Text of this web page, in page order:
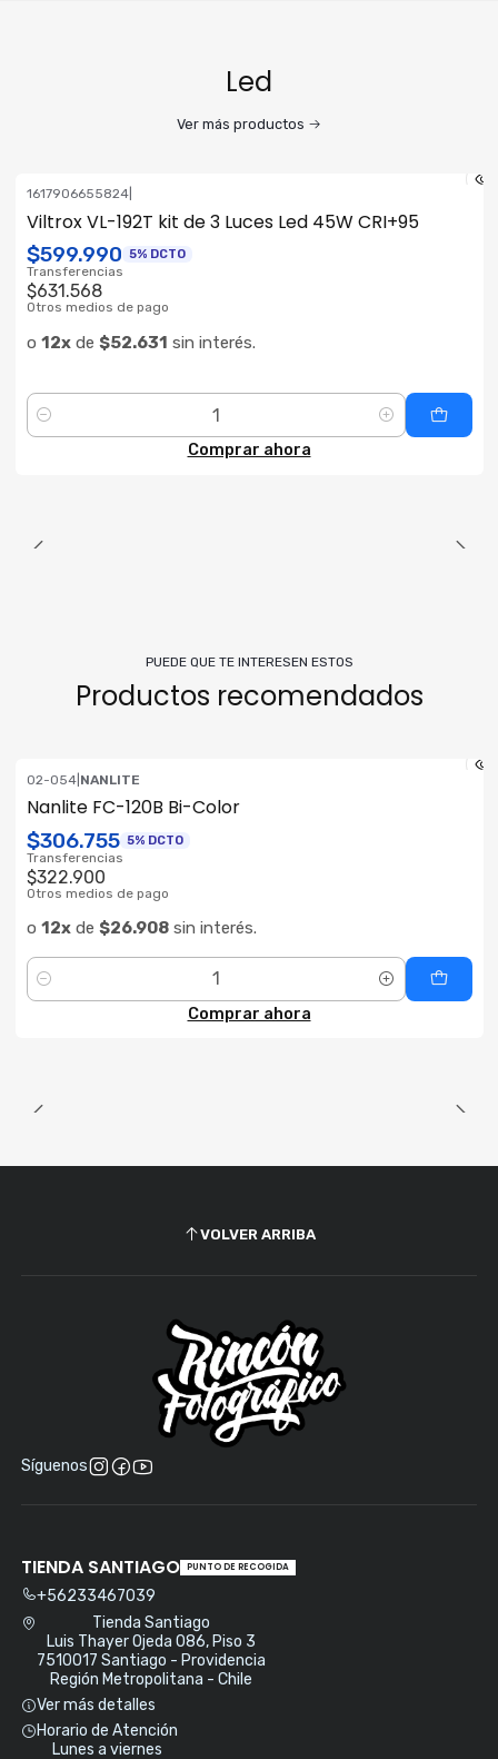
Led
Ver más productos
1617906655824|
Viltrox VL-192T kit de 3 Luces Led 45W CRI+95
$599.990 5% DCTO
Transferencias
$631.568
Otros medios de pago
o 12xde $52.631 sin interés.
Cantidad
Comprar ahora
PUEDE QUE TE INTERESEN ESTOS
Productos recomendados
02-054| NANLITE
Nanlite FC-120B Bi-Color
$306.755 5% DCTO
Transferencias
$322.900
Otros medios de pago
o 12xde $26.908sin interés.
Cantidad
Comprar ahora
VOLVER ARRIBA
Síguenos
TIENDA SANTIAGO PUNTO DE RECOGIDA
+56233467039
Tienda Santiago
Luis Thayer Ojeda 086, Piso 3
7510017 Santiago - Providencia
Región Metropolitana - Chile
Ver más detalles
Horario de Atención
Lunes a viernes